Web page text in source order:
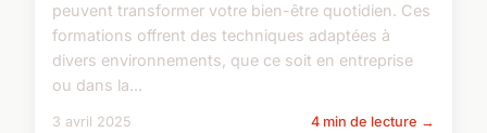
peuvent transformer votre bien-être quotidien. Ces
formations offrent des techniques adaptées à
divers environnements, que ce soit en entreprise
ou dans la...
3 avril 2025 4 min de lecture →